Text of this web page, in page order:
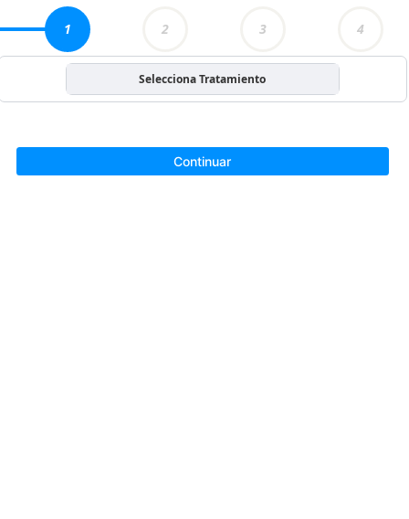
1 2 3 4
Selecciona Tratamiento
Continuar